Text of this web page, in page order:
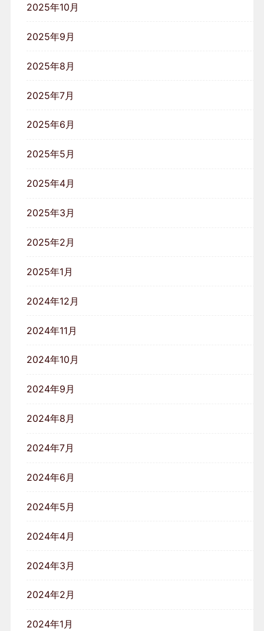
2025年10月
2025年9月
2025年8月
2025年7月
2025年6月
2025年5月
2025年4月
2025年3月
2025年2月
2025年1月
2024年12月
2024年11月
2024年10月
2024年9月
2024年8月
2024年7月
2024年6月
2024年5月
2024年4月
2024年3月
2024年2月
2024年1月